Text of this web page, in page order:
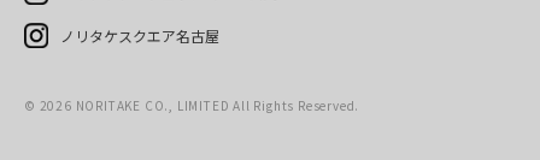
ノリタケスクエア名古屋
© 2026 NORITAKE CO., LIMITED All Rights Reserved.